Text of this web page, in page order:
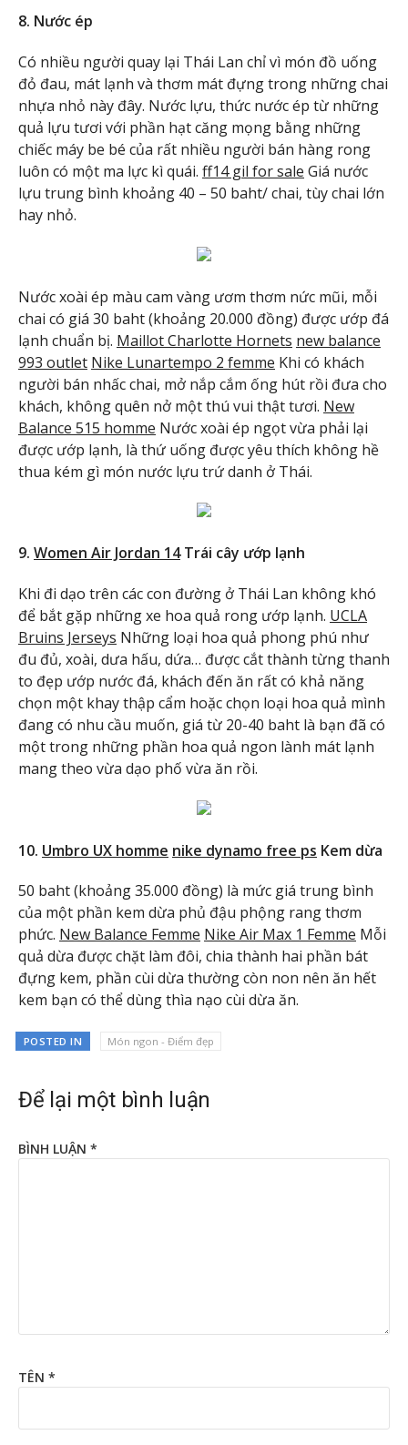
8. Nước ép
Có nhiều người quay lại Thái Lan chỉ vì món đồ uống
đỏ đau, mát lạnh và thơm mát đựng trong những chai
nhựa nhỏ này đây. Nước lựu, thức nước ép từ những
quả lựu tươi với phần hạt căng mọng bằng những
chiếc máy be bé của rất nhiều người bán hàng rong
luôn có một ma lực kì quái. ff14 gil for sale Giá nước
lựu trung bình khoảng 40 – 50 baht/ chai, tùy chai lớn
hay nhỏ.
Nước xoài ép màu cam vàng ươm thơm nức mũi, mỗi
chai có giá 30 baht (khoảng 20.000 đồng) được ướp đá
lạnh chuẩn bị. Maillot Charlotte Hornets new balance
993 outlet Nike Lunartempo 2 femme Khi có khách
người bán nhấc chai, mở nắp cắm ống hút rồi đưa cho
khách, không quên nở một thú vui thật tươi. New
Balance 515 homme Nước xoài ép ngọt vừa phải lại
được ướp lạnh, là thứ uống được yêu thích không hề
thua kém gì món nước lựu trứ danh ở Thái.
9. Women Air Jordan 14Trái cây ướp lạnh
Khi đi dạo trên các con đường ở Thái Lan không khó
để bắt gặp những xe hoa quả rong ướp lạnh. UCLA
Bruins Jerseys Những loại hoa quả phong phú như
đu đủ, xoài, dưa hấu, dứa… được cắt thành từng thanh
to đẹp ướp nước đá, khách đến ăn rất có khả năng
chọn một khay thập cẩm hoặc chọn loại hoa quả mình
đang có nhu cầu muốn, giá từ 20-40 baht là bạn đã có
một trong những phần hoa quả ngon lành mát lạnh
mang theo vừa dạo phố vừa ăn rồi.
10. Umbro UX homme nike dynamo free ps Kem dừa
50 baht (khoảng 35.000 đồng) là mức giá trung bình
của một phần kem dừa phủ đậu phộng rang thơm
phức. New Balance Femme Nike Air Max 1 Femme Mỗi
quả dừa được chặt làm đôi, chia thành hai phần bát
đựng kem, phần cùi dừa thường còn non nên ăn hết
kem bạn có thể dùng thìa nạo cùi dừa ăn.
POSTED IN Món ngon - Điểm đẹp
Để lại một bình luận
BÌNH LUẬN *
TÊN *